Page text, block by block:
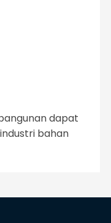
dapat
bahan